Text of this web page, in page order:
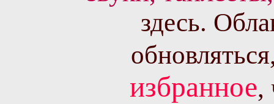
здесь.
избранное,